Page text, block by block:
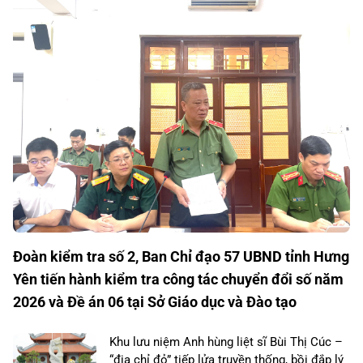
Đoàn kiểm tra số 2, Ban Chỉ đạo 57 UBND tỉnh Hưng
Yên tiến hành kiểm tra công tác chuyển đổi số năm
2026 và Đề án 06 tại Sở Giáo dục và Đào tạo
Khu lưu niệm Anh hùng liệt sĩ Bùi Thị Cúc –
“địa chỉ đỏ” tiếp lửa truyền thống, bồi đắp lý